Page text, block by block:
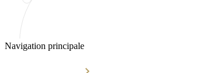
Navigation principale